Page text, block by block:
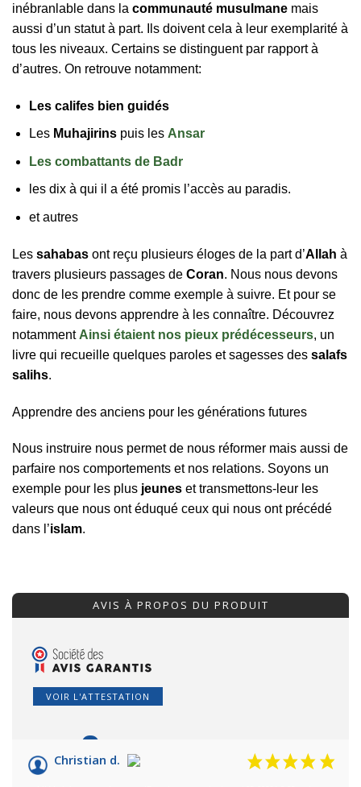
inébranlable dans la communauté musulmane mais
aussi d’un statut à part. Ils doivent cela à leur exemplarité à
tous les niveaux. Certains se distinguent par rapport à
d’autres. On retrouve notamment:
Les califes bien guidés
Les Muhajirinspuis les Ansar
Les combattants de Badr
les dix à qui il a été promis l’accès au paradis.
et autres
Les sahabas ont reçu plusieurs éloges de la part d’Allah à
travers plusieurs passages de Coran. Nous nous devons
donc de les prendre comme exemple à suivre. Et pour se
faire, nous devons apprendre à les connaître. Découvrez
notamment Ainsi étaient nos pieux prédécesseurs, un
livre qui recueille quelques paroles et sagesses des salafs
salihs.
Apprendre des anciens pour les générations futures
Nous instruire nous permet de nous réformer mais aussi de
parfaire nos comportements et nos relations. Soyons un
exemple pour les plus jeunes et transmettons-leur les
valeurs que nous ont éduqué ceux qui nous ont précédé
dans l’islam.
AVIS À PROPOS DU PRODUIT
VOIR L'ATTESTATION
9/10
Christian d.